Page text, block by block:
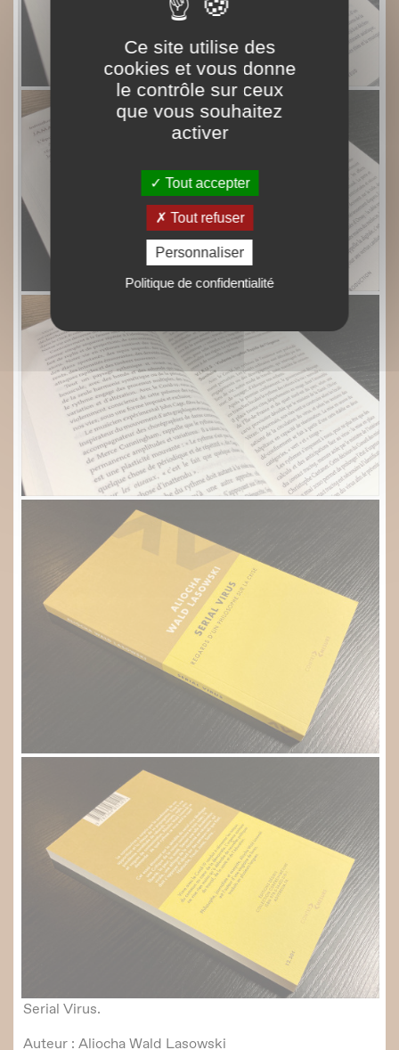
Ce site utilise des
cookies et vous donne
le contrôle sur ceux
que vous souhaitez
activer
Tout accepter
Tout refuser
Personnaliser
Politique de confidentialité